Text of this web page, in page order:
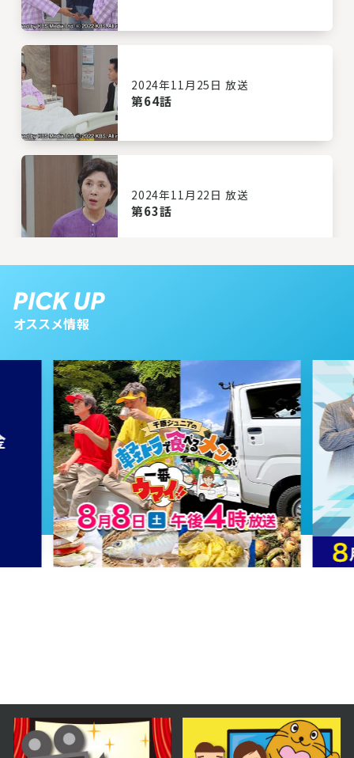
2024年11月25日 放送
第64話
2024年11月22日 放送
第63話
2024年11月20日 放送
第61話
2024年11月19日 放送
第60話
2024年11月15日 放送
オススメ情報